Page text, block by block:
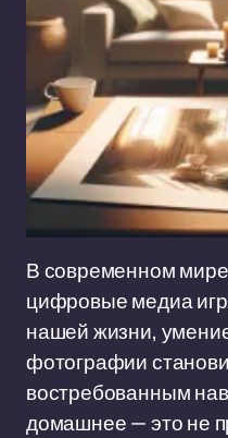
В современном
цифровые медиа
нашей жизни,
фотографии
востребованным
домашнее — это не